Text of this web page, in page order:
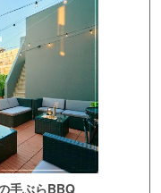
手ぶらBBQ